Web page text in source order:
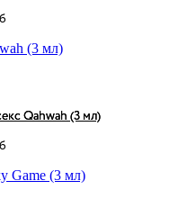
Qahwah (3 мл)